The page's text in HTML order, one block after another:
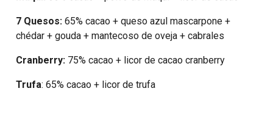
7 Quesos: 65% cacao + queso azul mascarpone +
chédar + gouda + mantecoso de oveja + cabrales
Cranberry: 75% cacao + licor de cacao cranberry
Trufa: 65% cacao + licor de trufa